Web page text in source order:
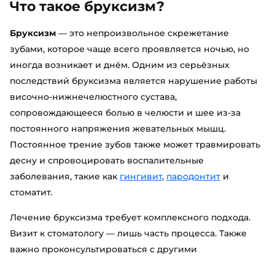
Что такое бруксизм?
Бруксизм — это непроизвольное скрежетание
зубами, которое чаще всего проявляется ночью, но
иногда возникает и днём. Одним из серьёзных
последствий бруксизма является нарушение работы
височно-нижнечелюстного сустава,
сопровождающееся болью в челюсти и шее из-за
постоянного напряжения жевательных мышц.
Постоянное трение зубов также может травмировать
десну и спровоцировать воспалительные
заболевания, такие как гингивит, пародонтит и
стоматит.
Лечение бруксизма требует комплексного подхода.
Визит к стоматологу — лишь часть процесса. Также
важно проконсультироваться с другими